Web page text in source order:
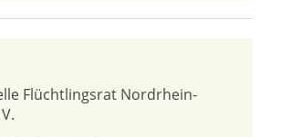
Flüchtlingsrat Nordrhein-